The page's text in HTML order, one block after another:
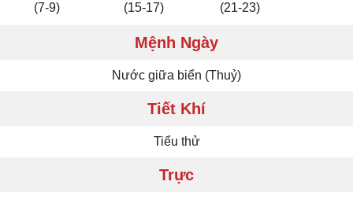
(7-9)
(15-17)
(21-23)
Mệnh Ngày
Nước giữa biển (Thuỷ)
Tiết Khí
Tiểu thử
Trực